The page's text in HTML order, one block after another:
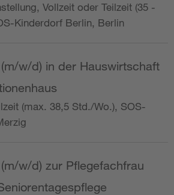
Vollzeit oder Teilzeit (35 -
Kinderdorf Berlin, Berlin
w/d) in der Hauswirtschaft
(max. 38,5 Std./Wo.), SOS-
w/d) zur Pflegefachfrau